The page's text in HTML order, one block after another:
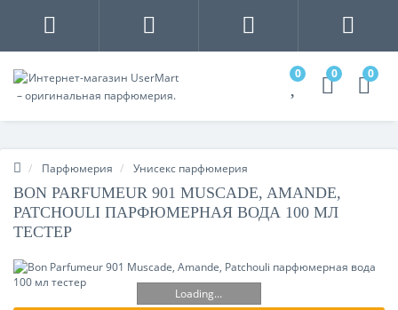
0 0 0
Парфюмерия Унисекс парфюмерия
BON PARFUMEUR 901 MUSCADE, AMANDE,
PATCHOULI ПАРФЮМЕРНАЯ ВОДА 100 МЛ
ТЕСТЕР
Loading...